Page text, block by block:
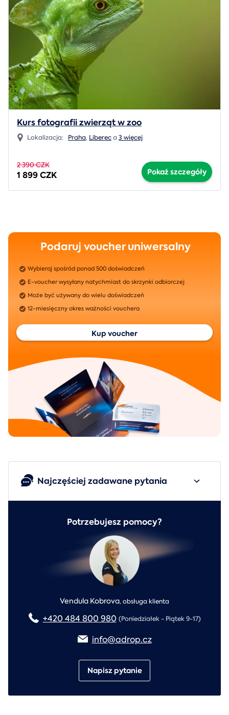
Kurs fotografii zwierząt w zoo
Lokalizacja: Praha, Libereca 3 więcej
2 390 CZK
1 899 CZK Pokaż szczegóły
Podaruj voucher uniwersalny
Wybieraj spośród ponad 500 doświadczeń
E-voucher wysyłany natychmiast do skrzynki odbiorczej
Może być używany do wielu doświadczeń
12-miesięczny okres ważności vouchera
Kup voucher
Najczęściej zadawane pytania
Potrzebujesz pomocy?
Vendula Kobrova,obsługa klienta
+420 484 800 980 (Poniedziałek - Piątek 9-17)
info@adrop.cz
Napisz pytanie